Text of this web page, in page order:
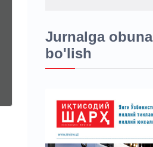
Jurnalga obuna
bo'lish